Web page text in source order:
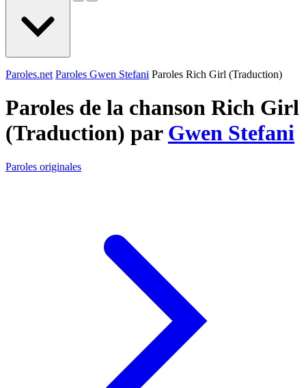
Paroles.net Paroles Gwen Stefani Paroles Rich Girl (Traduction)
Paroles de la chanson Rich Girl
(Traduction) par Gwen Stefani
Paroles originales